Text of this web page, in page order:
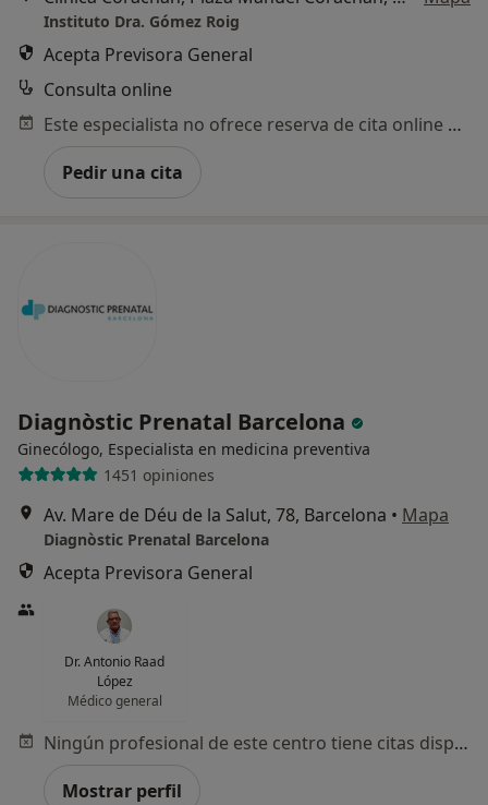
Instituto Dra. Gómez Roig
Acepta Previsora General
Consulta online
Este especialista no ofrece reserva de cita online en esta dirección.
Pedir una cita
Diagnòstic Prenatal Barcelona
Ginecólogo, Especialista en medicina preventiva
1451 opiniones
Av. Mare de Déu de la Salut, 78, Barcelona • Mapa
Diagnòstic Prenatal Barcelona
Acepta Previsora General
Dr. Antonio Raad
López
Médico general
Ningún profesional de este centro tiene citas disponibles
Mostrar perfil